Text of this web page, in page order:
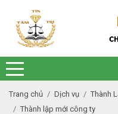
Trang chủ Dịch vụ
Thành
Thành lập mới công ty